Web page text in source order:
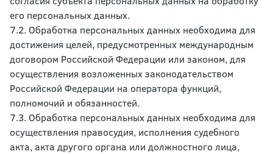
его персональных данных.
7.2. Обработка персональных данных необходима для
достижения целей, предусмотренных международным
договором Российской Федерации или законом, для
осуществления возложенных законодательством
Российской Федерации на оператора функций,
полномочий и обязанностей.
7.3. Обработка персональных данных необходима для
осуществления правосудия, исполнения судебного
акта, акта другого органа или должностного лица,